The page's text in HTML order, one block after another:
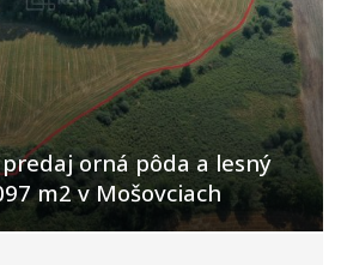
orná pôda a lesný
m2 v Mošovciach